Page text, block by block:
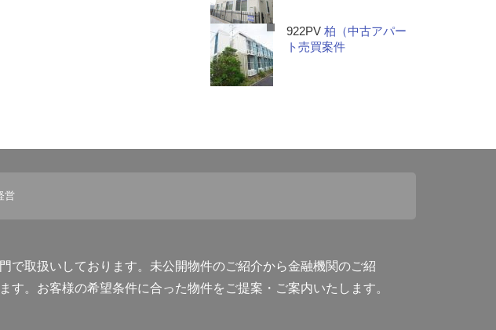
922PV 柏（中古アパー
ト売買案件
営
で取扱いしております。未公開物件のご紹介から金融機関のご紹
す。お客様の希望条件に合った物件をご提案・ご案内いたします。